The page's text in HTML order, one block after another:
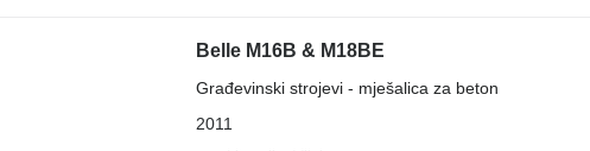
Belle M16B & M18BE
Građevinski strojevi - mješalica za beton
2011